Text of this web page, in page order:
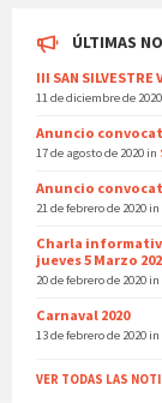
ÚLTIMAS
III SAN SILVESTRE
11 de diciembre de 2020
Anuncio
17 de agosto de 2020 in
Anuncio
21 de febrero de 2020 in
Charla
jueves 5 Marzo
20 de febrero de 2020 in
Carnaval 2020
13 de febrero de 2020 in
VER TODAS LAS